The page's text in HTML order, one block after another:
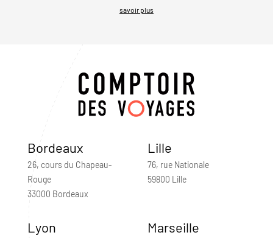
savoir plus
Bordeaux
26, cours du Chapeau-
Rouge
33000 Bordeaux
Lille
76, rue Nationale
59800 Lille
Lyon Marseille